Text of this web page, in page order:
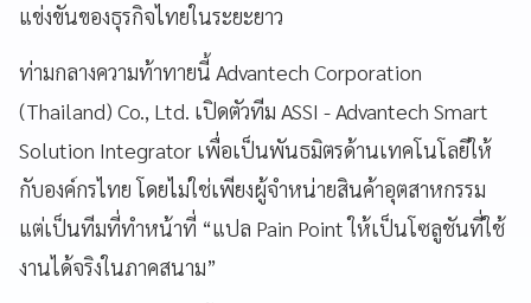
แข่งขันของธุรกิจไทยในระยะยาว
ท่ามกลางความท้าทายนี้ Advantech Corporation
(Thailand) Co., Ltd. เปิดตัวทีม ASSI - Advantech Smart
Solution Integrator เพื่อเป็นพันธมิตรด้านเทคโนโลยีให้
กับองค์กรไทย โดยไม่ใช่เพียงผู้จำหน่ายสินค้าอุตสาหกรรม
แต่เป็นทีมที่ทำหน้าที่ “แปล Pain Point ให้เป็นโซลูชันที่ใช้
งานได้จริงในภาคสนาม”